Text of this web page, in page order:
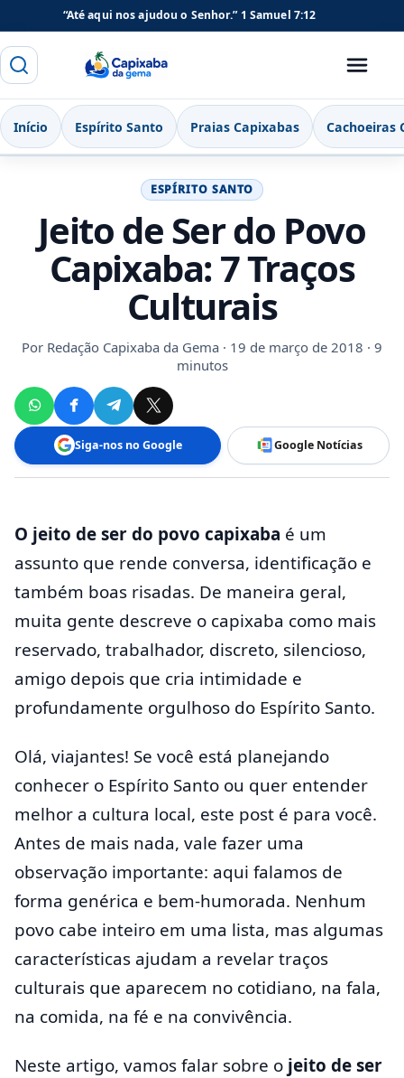
“Até aqui nos ajudou o Senhor.” 1 Samuel 7:12
Buscar
Menu
Início Espírito Santo Praias Capixabas Cachoeiras
ESPÍRITO SANTO
Jeito de Ser do Povo
Capixaba: 7 Traços
Culturais
Por Redação Capixaba da Gema · 19 de março de 2018 · 9
minutos
Siga-nos no Google Google Notícias
O jeito de ser do povo capixaba é um
assunto que rende conversa, identificação e
também boas risadas. De maneira geral,
muita gente descreve o capixaba como mais
reservado, trabalhador, discreto, silencioso,
amigo depois que cria intimidade e
profundamente orgulhoso do Espírito Santo.
Olá, viajantes! Se você está planejando
conhecer o Espírito Santo ou quer entender
melhor a cultura local, este post é para você.
Antes de mais nada, vale fazer uma
observação importante: aqui falamos de
forma genérica e bem-humorada. Nenhum
povo cabe inteiro em uma lista, mas algumas
características ajudam a revelar traços
culturais que aparecem no cotidiano, na fala,
na comida, na fé e na convivência.
Neste artigo, vamos falar sobre o jeito de ser